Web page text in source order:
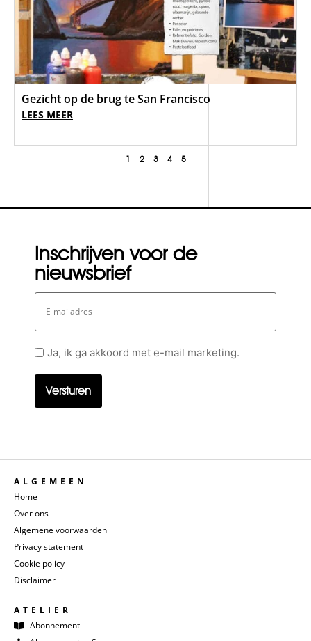
Gezicht op de brug te San Francisco
LEES MEER
1 2 3 4 5
Inschrijven voor de
nieuwsbrief
E-
mailadres
GeenJa, ik ga akkoord met e-mail marketing.
ALGEMEEN
Home
Over ons
Algemene voorwaarden
Privacy statement
Cookie policy
Disclaimer
ATELIER
Abonnement